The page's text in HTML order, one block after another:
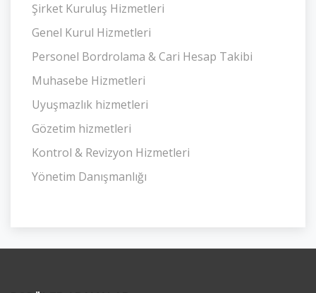
Şirket Kuruluş Hizmetleri
Genel Kurul Hizmetleri
Personel Bordrolama & Cari Hesap Takibi
Muhasebe Hizmetleri
Uyuşmazlık hizmetleri
Gözetim hizmetleri
Kontrol & Revizyon Hizmetleri
Yönetim Danışmanlığı